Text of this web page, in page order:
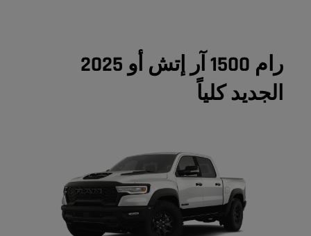
رام 1500 آر إتش أو 2025
الجديد كلياً